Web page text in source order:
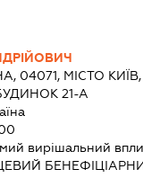
04071, МІСТО
21-А
вирішальний